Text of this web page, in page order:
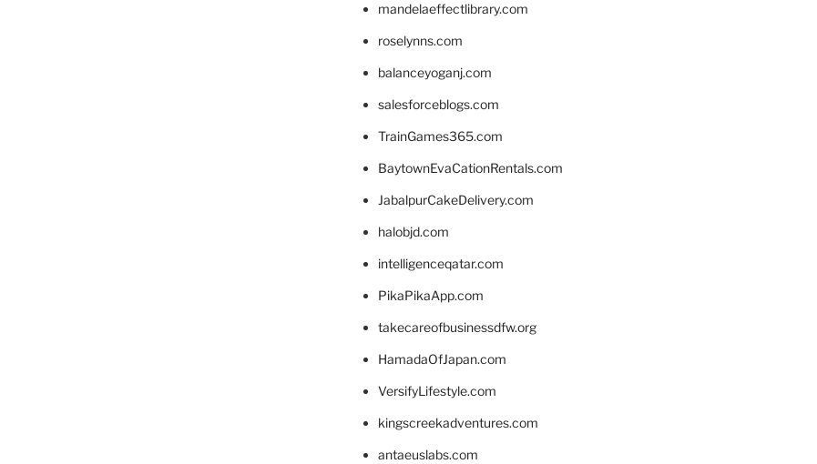
mandelaeffectlibrary.com
roselynns.com
balanceyoganj.com
salesforceblogs.com
TrainGames365.com
BaytownEvaCationRentals.com
JabalpurCakeDelivery.com
halobjd.com
intelligenceqatar.com
PikaPikaApp.com
takecareofbusinessdfw.org
HamadaOfJapan.com
VersifyLifestyle.com
kingscreekadventures.com
antaeuslabs.com